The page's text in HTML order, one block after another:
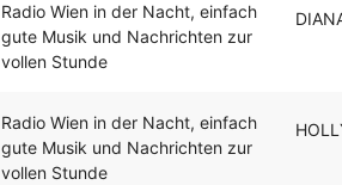
Radio Wien in der Nacht, einfach
gute Musik und Nachrichten zur
vollen Stunde
Radio Wien in der Nacht, einfach
gute Musik und Nachrichten zur
vollen Stunde